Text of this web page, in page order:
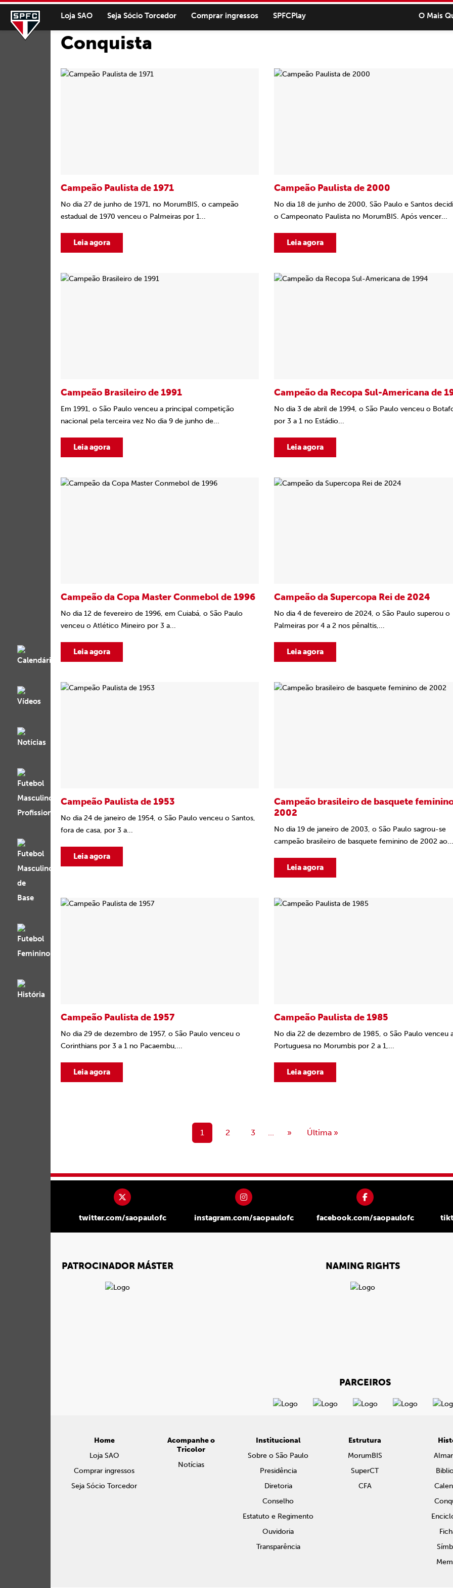
Loja SAO Seja Sócio Torcedor Comprar ingressos SPFCPlay O Mais
Conquista
Campeão Paulista de 1971
No dia 27 de junho de 1971, no MorumBIS, o campeão
estadual de 1970 venceu o Palmeiras por 1...
Leia agora
Campeão Paulista de 2000
No dia 18 de junho de 2000, São Paulo e Santos
o Campeonato Paulista no MorumBIS. Após vencer...
Leia agora
Campeão Brasileiro de 1991
Em 1991, o São Paulo venceu a principal competição
nacional pela terceira vez No dia 9 de junho de...
Leia agora
Campeão da Recopa Sul-Americana de
No dia 3 de abril de 1994, o São Paulo venceu o
por 3 a 1 no Estádio...
Leia agora
Campeão da Copa Master Conmebol de 1996
No dia 12 de fevereiro de 1996, em Cuiabá, o São Paulo
venceu o Atlético Mineiro por 3 a...
Leia agora
Campeão da Supercopa Rei de 2024
No dia 4 de fevereiro de 2024, o São Paulo superou o
Palmeiras por 4 a 2 nos pênaltis,...
Leia agora
Campeão Paulista de 1953
No dia 24 de janeiro de 1954, o São Paulo venceu o Santos,
fora de casa, por 3 a...
Leia agora
Campeão brasileiro de basquete
2002
No dia 19 de janeiro de 2003, o São Paulo sagrou-se
campeão brasileiro de basquete feminino de 2002 ao...
Leia agora
Campeão Paulista de 1957
No dia 29 de dezembro de 1957, o São Paulo venceu o
Corinthians por 3 a 1 no Pacaembu,...
Leia agora
Campeão Paulista de 1985
No dia 22 de dezembro de 1985, o São Paulo venceu
Portuguesa no Morumbis por 2 a 1,...
Leia agora
1 2 3 ... » Última »
twitter.com/saopaulofc instagram.com/saopaulofc facebook.com/saopaulofc
PATROCINADOR MÁSTER NAMING RIGHTS
PARCEIROS
Home
Loja SAO
Comprar ingressos
Seja Sócio Torcedor
Acompanhe o
Tricolor
Notícias
Institucional
Sobre o São Paulo
Presidência
Diretoria
Conselho
Estatuto e Regimento
Ouvidoria
Transparência
Estrutura
MorumBIS
SuperCT
CFA